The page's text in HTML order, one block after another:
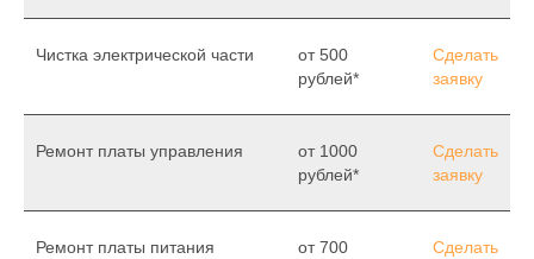
Чистка электрической части
от 500
рублей*
Сделать
заявку
Ремонт платы управления
от 1000
рублей*
Сделать
заявку
Ремонт платы питания
от 700
Сделать